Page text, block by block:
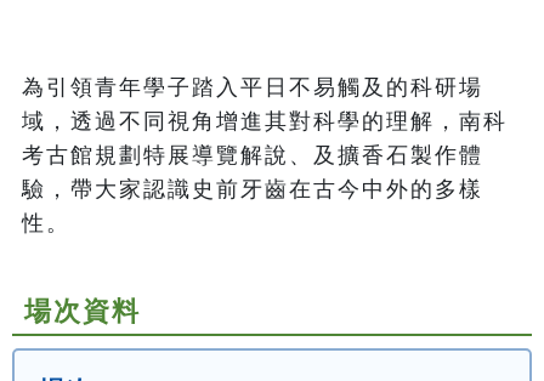
為引領青年學子踏入平日不易觸及的科研場
域，透過不同視角增進其對科學的理解，南科
考古館規劃特展導覽解說、及擴香石製作體
驗，帶大家認識史前牙齒在古今中外的多樣
性。
場次資料